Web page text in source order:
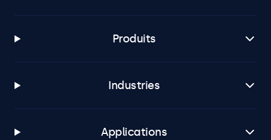
Produits
Industries
Applications